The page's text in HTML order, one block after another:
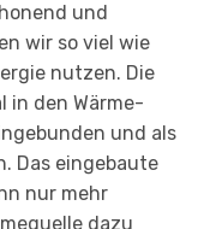
und
wir so viel wie
nutzen. Die
in den Wärme-
und als
Das eingebaute
nur mehr
dazu